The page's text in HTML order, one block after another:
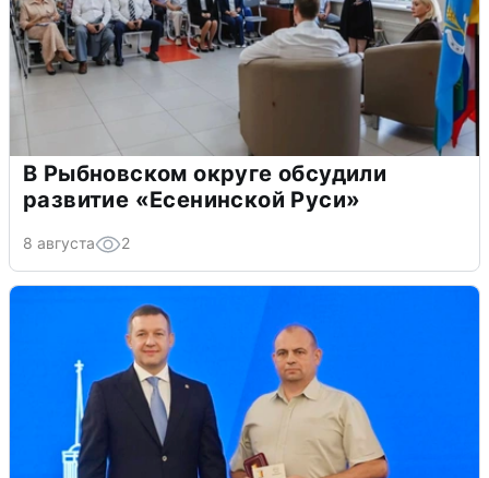
В Рыбновском округе обсудили
развитие «Есенинской Руси»
8 августа 2